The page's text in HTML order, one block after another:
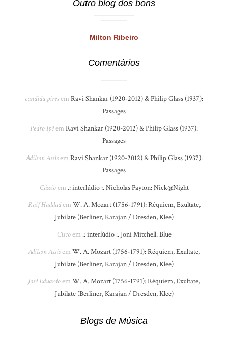
Outro blog dos bons
Milton Ribeiro
Comentários
candida piresem Ravi Shankar (1920-2012) & Philip Glass (1937):
Passages
Pedro Ipêem Ravi Shankar (1920-2012) & Philip Glass (1937):
Passages
Adilson Assisem Ravi Shankar (1920-2012) & Philip Glass (1937):
Passages
Cássioem .: interlúdio :. Nicholas Payton: Nick@Night
Raif Haddadem W. A. Mozart (1756-1791): Réquiem, Exultate,
Jubilate (Berliner, Karajan / Dresden, Klee)
Ciscoem .: interlúdio :. Joni Mitchell: Blue
Adilson Assisem W. A. Mozart (1756-1791): Réquiem, Exultate,
Jubilate (Berliner, Karajan / Dresden, Klee)
José Eduardoem W. A. Mozart (1756-1791): Réquiem, Exultate,
Jubilate (Berliner, Karajan / Dresden, Klee)
Blogs de Música